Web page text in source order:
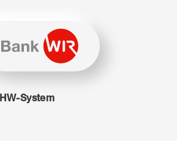
Seite wird JavaScript benötigt.
System